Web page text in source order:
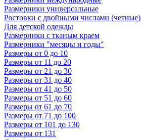
Размерники универсальные
Ростовки с двойными числами (четные)
Для детской одежды
Размерники с тканым краем
Размерники "месяцы и годы"
Размеры от 0 до 10
Размеры от 11 до 20
Размеры от 21 до 30
Размеры от 31 до 40
Размеры от 41 до 50
Размеры от 51 до 60
Размеры от 61 до 70
Размеры от 71 до 100
Размеры от 101 до 130
Размеры от 131